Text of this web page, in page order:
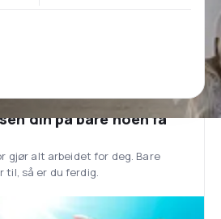
din på bare noen få
gjør alt arbeidet for deg. Bare
til, så er du ferdig.